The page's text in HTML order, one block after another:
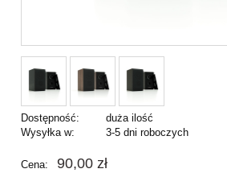
Dostępność:
duża ilość
Wysyłka w:
3-5 dni roboczych
Cena: 90,00 zł